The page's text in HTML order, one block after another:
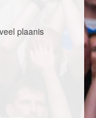
plaanis